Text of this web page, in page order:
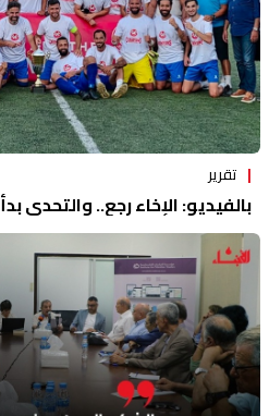
تقرير
بالفيديو: الإخاء رجع.. والتحدي بدأ